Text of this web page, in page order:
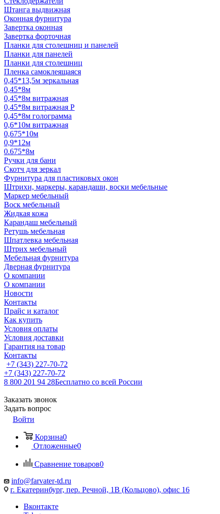
Штанга выдвижная
Оконная фурнитура
Завертка оконная
Завертка форточная
Планки для столешниц и панелей
Планки для панелей
Планки для столешниц
Пленка самоклеящаяся
0,45*13,5м зеркальная
0,45*8м
0,45*8м витражная
0,45*8м витражная Р
0,45*8м голограмма
0,6*10м витражная
0,675*10м
0,9*12м
0.675*8м
Ручки для бани
Скотч для зеркал
Фурнитура для пластиковых окон
Штрихи, маркеры, карандаши, воски мебельные
Маркер мебельный
Воск мебельный
Жидкая кожа
Карандаш мебельный
Ретушь мебельная
Шпатлевка мебельная
Штрих мебельный
Мебельная фурнитура
Дверная фурнитура
О компании
О компании
Новости
Контакты
Прайс и каталог
Как купить
Условия оплаты
Условия доставки
Гарантия на товар
Контакты
+7 (343) 227-70-72
+7 (343) 227-70-72
8 800 201 94 28Бесплатно со всей России
Заказать звонок
Задать вопрос
Войти
Корзина0
Отложенные0
Сравнение товаров0
info@farvater-td.ru
г. Екатеринбург, пер. Речной, 1В (Кольцово), офис 16
Вконтакте